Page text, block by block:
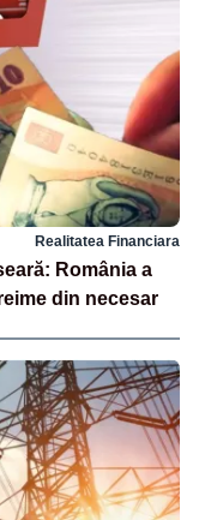
Realitatea Financiara
România a
din necesar